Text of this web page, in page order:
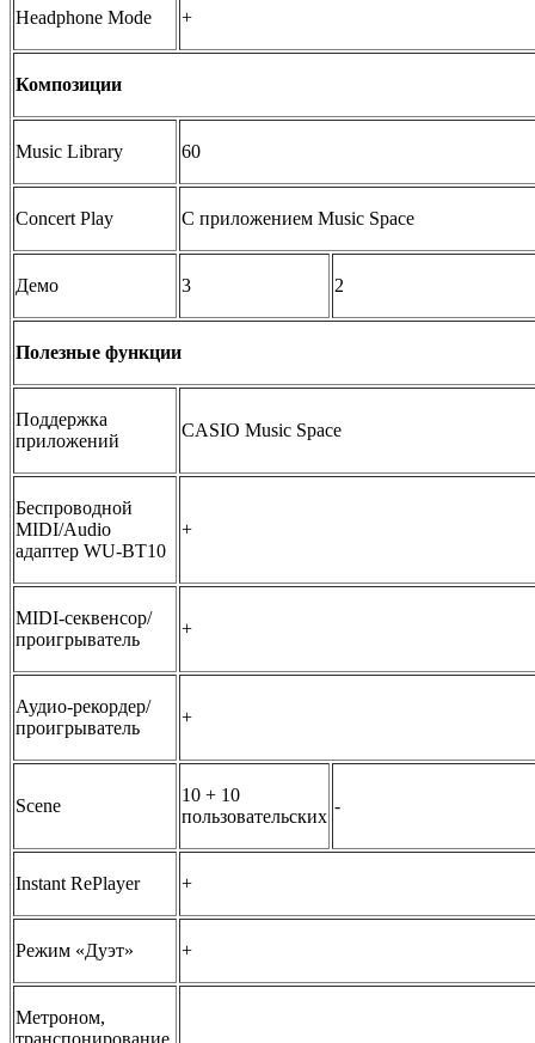
Headphone Mode +
Композиции
Music Library 60
Concert Play С приложением Music Space
Демо 3 2
Полезные функции
Поддержка
приложений
CASIO Music Space
Беспроводной
MIDI/Audio
адаптер WU-BT10
+
MIDI-секвенсор/
проигрыватель
+
Аудио-рекордер/
проигрыватель
+
Scene
10 + 10
пользовательских
-
Instant RePlayer +
Режим «Дуэт» +
Метроном,
транспонирование,